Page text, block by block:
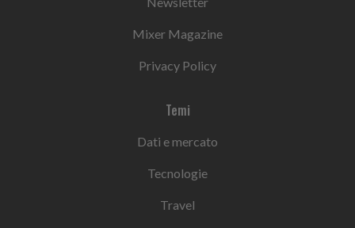
Mixer Magazine
Privacy Policy
Temi
Dati e mercato
Tecnologie
Travel